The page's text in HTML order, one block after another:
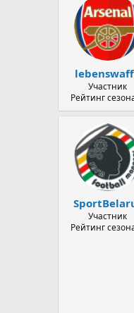
Участник
Рейтинг
Участник
Рейтинг